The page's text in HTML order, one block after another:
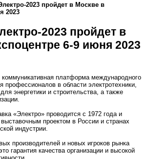
2023 пройдет в Москве в
2023
2023 пройдет в
6-9 июня 2023
платформа международного
в области электротехники,
энергетики и строительства, а также
«Электро» проводится с 1972 года и
проектом в России и странах
индустрии.
производителей и новых игроков рынка
гарантия качества организации и высокой